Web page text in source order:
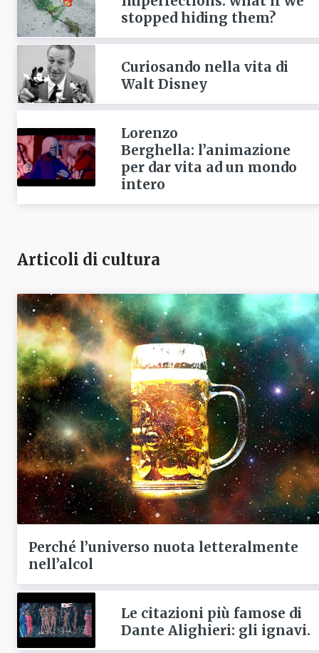
stopped hiding them?
Curiosando nella vita di
Walt Disney
Lorenzo
Berghella: l’animazione
per dar vita ad un mondo
intero
Articoli di cultura
Perché l’universo nuota letteralmente
nell’alcol
Le citazioni più famose di
Dante Alighieri: gli ignavi.